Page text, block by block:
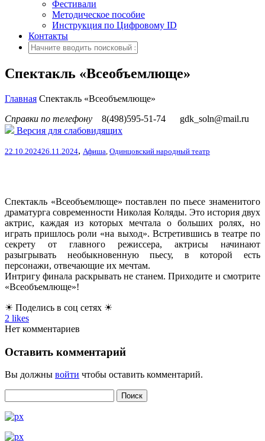
Фестивали
Методическое пособие
Инструкция по Цифровому ID
Контакты
Спектакль «Всеобъемлюще»
Главная Спектакль «Всеобъемлюще»
Справки по телефону
8(498)595-51-74
gdk_soln@mail.ru
Версия для слабовидящих
22.10.202426.11.2024, Афиша Одинцовский народный театр
Спектакль «Всеобъемлюще» поставлен по пьесе знаменитого
драматурга современности Николая Коляды. Это история двух
актрис, каждая из которых мечтала о больших ролях, но
играть пришлось роли «на выход». Встретившись в театре по
секрету от главного режиссера, актрисы начинают
разыгрывать необыкновенную пьесу, в которой есть
персонажи, отвечающие их мечтам.
Интригу финала раскрывать не станем. Приходите и смотрите
«Всеобъемлюще»!
☀ Поделись в соц сетях ☀
2 likes
Нет комментариев
Оставить комментарий
Вы должны войти чтобы оставить комментарий.